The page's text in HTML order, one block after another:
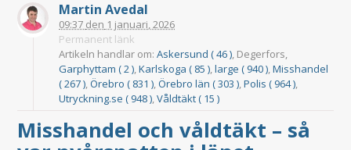
Martin Avedal
09:37 den 1 januari, 2026
Permanent länk
Artikeln handlar om:Askersund ( 46 ), Degerfors,
Garphyttam ( 2 ),Karlskoga ( 85 ),large ( 940 ),Misshandel
( 267 ),Örebro ( 831 ),Örebro län ( 303 ),Polis ( 964 ),
Utryckning.se ( 948 ),Våldtäkt ( 15 )
Misshandel och våldtäkt – så